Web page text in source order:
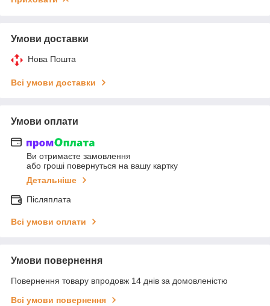
Умови доставки
Нова Пошта
Всі умови доставки
Умови оплати
Ви отримаєте замовлення
або гроші повернуться на вашу картку
Детальніше
Післяплата
Всі умови оплати
Умови повернення
Повернення товару впродовж 14 днів за домовленістю
Всі умови повернення